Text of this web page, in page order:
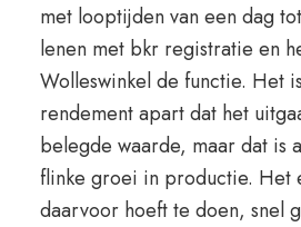
met looptijden van een dag
lenen met bkr registratie en
Wolleswinkel de functie. Het
rendement apart dat het
belegde waarde, maar dat is
flinke groei in productie. Het
daarvoor hoeft te doen, snel